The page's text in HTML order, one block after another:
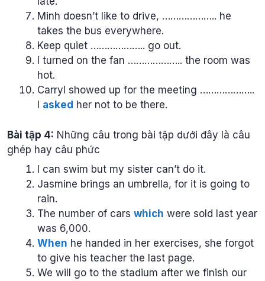
Minh doesn’t like to drive, ……………….. he
takes the bus everywhere.
Keep quiet ……………….. go out.
I turned on the fan ……………….. the room was
hot.
Carryl showed up for the meeting ………………..
asked her not to be there.
Bài tập 4: Những câu trong bài tập dưới đây là câu
ghép hay câu phức
I can swim but my sister can’t do it.
Jasmine brings an umbrella, for it is going to
rain.
The number of cars which were sold last year
was 6,000.
When he handed in her exercises, she forgot
to give his teacher the last page.
We will go to the stadium after we finish our